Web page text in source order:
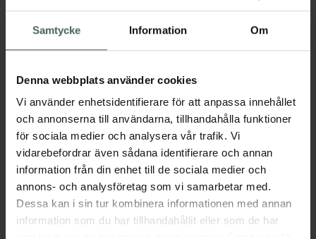
Samtycke Information Om
Denna webbplats använder cookies
Vi använder enhetsidentifierare för att anpassa innehållet
och annonserna till användarna, tillhandahålla funktioner
för sociala medier och analysera vår trafik. Vi
vidarebefordrar även sådana identifierare och annan
information från din enhet till de sociala medier och
annons- och analysföretag som vi samarbetar med.
Dessa kan i sin tur kombinera informationen med annan
information som du har tillhandahållit eller som de har
I apotek:51676 kr
Aktuella erbjudanden
Beskrivning
05714372006908